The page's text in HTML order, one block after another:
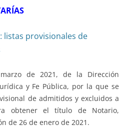
listas provisionales de
de 2021, de la Dirección
y Fe Pública, por la que se
de admitidos y excluidos a
obtener el título de Notario,
de 26 de enero de 2021.